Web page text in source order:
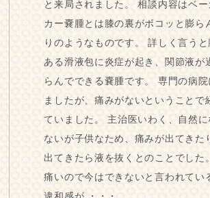
と来局されました。 相談内容はベ
カー嚢腫とは膝の裏がボコッと膨ら
りのようなものです。 詳しく言う
ある滑液包に炎症が起き、関節液が
らんでできる嚢腫です。 専門の病
ましたが、痛みがないということで
ていました。 主治医いわく、自然
ないが子供なため、痛みが出てきた
出てきたら液を抜くとのことでした
痛いので今はできないと言われてい